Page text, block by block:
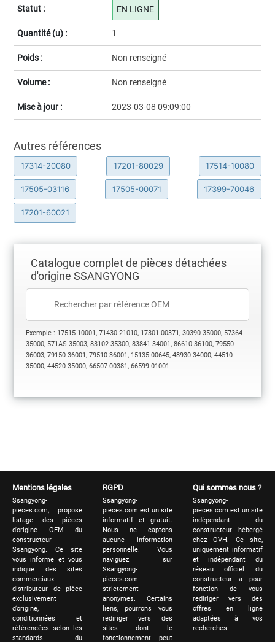
Statut : EN LIGNE
Quantité (u) : 1
Poids : Non renseigné
Volume : Non renseigné
Mise à jour : 2023-03-08 09:09:00
Autres références
17314-20080 17201-80029 17514-10080
17505-03116 17505-00071 17399-70046
17201-60021
Catalogue complet de pièces détachées
d'origine SSANGYONG
Exemple : 17515-10001,71430-21010, 17301-00371,30390-35000, 57364-
35000, 571AS-35003,83102-35300,83841-34001,86610-36100,79550-
36003,79150-36001,79510-36001, 15135-00645,48930-34000,44510-
35000,44520-35000,66507-00381,66599-01001
Mentions légales
Ssangyong-
pieces.com, propose
listage des pièces
d’origine OEM du
constructeur
Ssangyong. Ce site
vous informe et vous
indique des sites
commerciaux
distributeur de pièce
exclusivement
d’origine,
conditionnées et
référencées selon les
standards du
RGPD
Ssangyong-
pieces.com est un site
informatif et gratuit.
Nous ne captons
aucune information
personnelle. Vous
naviguez sur
Ssangyong-
pieces.com
strictement
anonymes. Certains
liens, pourrons vous
rediriger vers des
sites dont le
fonctionnement peut
Qui sommes nous ?
Ssangyong-
pieces.com est un site
indépendant du
constructeur hébergé
chez OVH. Ce site,
uniquement informatif
et indépendant du
réseau officiel du
constructeur a pour
fonction de vous
rediriger vers des
offres en ligne
adaptées à vos
recherches.